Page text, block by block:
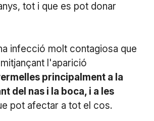
tot i que es pot donar
infecció molt contagiosa que
l'aparició
principalment a la
del nas i la boca, i a les
pot afectar a tot el cos.